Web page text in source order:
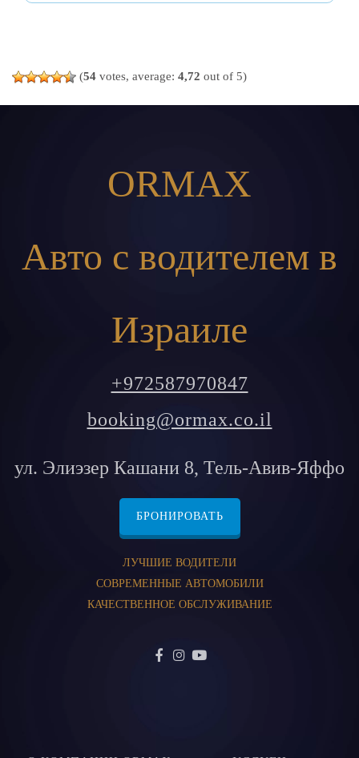
(54 votes, average: 4,72 out of 5)
ORMAX
Авто с водителем в
Израиле
+972587970847
booking@ormax.co.il
ул. Элиэзер Кашани 8, Тель-Авив-Яффо
БРОНИРОВАТЬ
ЛУЧШИЕ ВОДИТЕЛИ
СОВРЕМЕННЫЕ АВТОМОБИЛИ
КАЧЕСТВЕННОЕ ОБСЛУЖИВАНИЕ